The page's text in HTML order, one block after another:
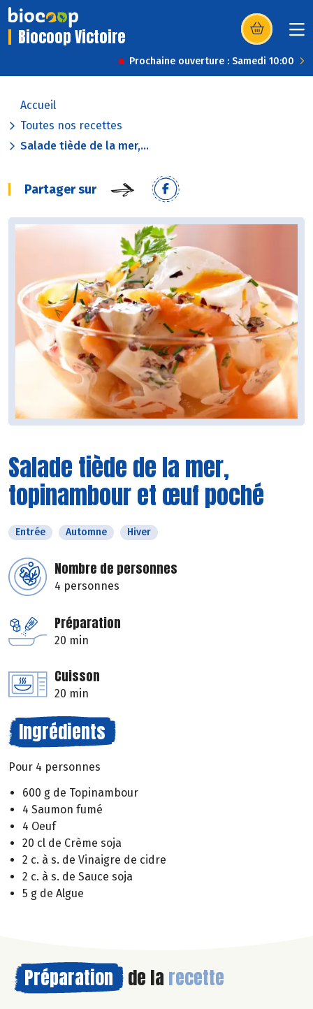
Biocoop Victoire (s’ouvre dans
Prochaine ouverture : Samedi 10:00
Accueil
Toutes nos recettes
Salade tiède de la mer,...
Partager sur
Salade tiède de la mer,
topinambour et œuf poché
Entrée Automne Hiver
Nombre de personnes
4 personnes
Préparation
20 min
Cuisson
20 min
Ingrédients
Pour 4 personnes
600 g de Topinambour
4 Saumon fumé
4 Oeuf
20 cl de Crème soja
2 c. à s. de Vinaigre de cidre
2 c. à s. de Sauce soja
5 g de Algue
Préparation de la recette